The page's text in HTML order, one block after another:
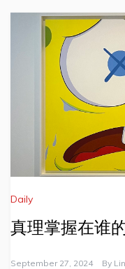
Daily
真理掌握在谁
September 27, 2024 By